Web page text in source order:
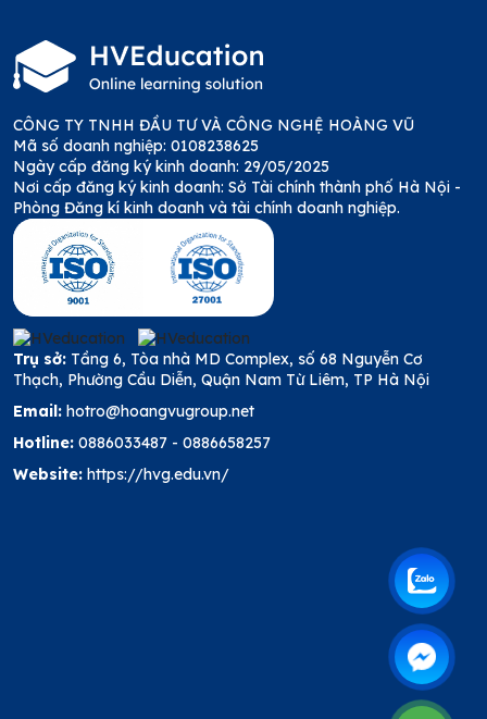
CÔNG TY TNHH ĐẦU TƯ VÀ CÔNG NGHỆ HOÀNG VŨ
Mã số doanh nghiệp: 0108238625
Ngày cấp đăng ký kinh doanh: 29/05/2025
Nơi cấp đăng ký kinh doanh: Sở Tài chính thành phố Hà Nội -
Phòng Đăng kí kinh doanh và tài chính doanh nghiệp.
Trụ sở: Tầng 6, Tòa nhà MD Complex, số 68 Nguyễn Cơ
Thạch, Phường Cầu Diễn, Quận Nam Từ Liêm, TP Hà Nội
Email: hotro@hoangvugroup.net
Hotline: 0886033487 - 0886658257
Website: https://hvg.edu.vn/